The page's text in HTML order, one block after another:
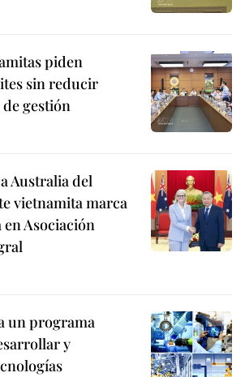
piden
sin reducir
gestión
Australia del
vietnamita marca
en Asociación
un programa
y